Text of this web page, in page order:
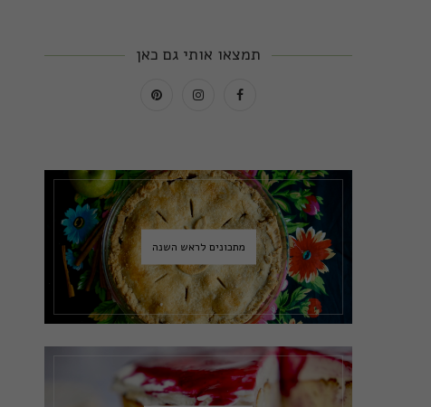
תמצאו אותי גם כאן
מתכונים לראש השנה